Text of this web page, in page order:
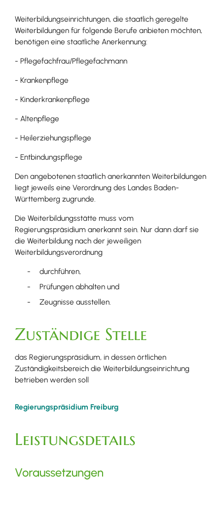
Weiterbildungseinrichtungen, die staatlich geregelte
Weiterbildungen für folgende Berufe anbieten möchten,
benötigen eine staatliche Anerkennung:
- Pflegefachfrau/Pflegefachmann
- Krankenpflege
- Kinderkrankenpflege
- Altenpflege
- Heilerziehungspflege
- Entbindungspflege
Den angebotenen staatlich anerkannten Weiterbildungen
liegt jeweils eine Verordnung des Landes Baden-
Württemberg zugrunde.
Die Weiterbildungsstätte muss vom
Regierungspräsidium anerkannt sein. Nur dann darf sie
die Weiterbildung nach der jeweiligen
Weiterbildungsverordnung
durchführen,
Prüfungen abhalten und
Zeugnisse ausstellen.
Zuständige Stelle
das Regierungspräsidium, in dessen örtlichen
Zuständigkeitsbereich die Weiterbildungseinrichtung
betrieben werden soll
Regierungspräsidium Freiburg
Leistungsdetails
Voraussetzungen